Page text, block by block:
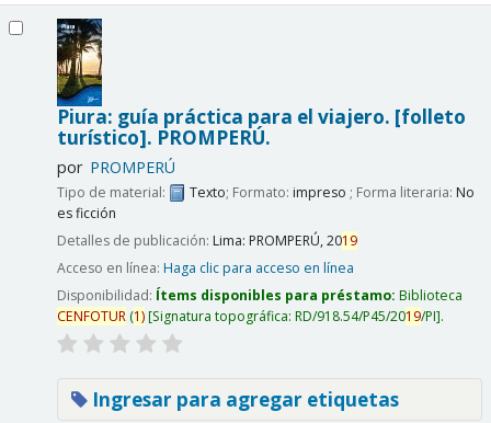
Piura: guía práctica para el viajero. [folleto
turístico]. PROMPERÚ.
por PROMPERÚ
Tipo de material: Texto; Formato: impreso ; Forma literaria: No
es ficción
Detalles de publicación: Lima: PROMPERÚ,2019
Acceso en línea: Haga clic para acceso en línea
Disponibilidad: Ítems disponibles para préstamo: Biblioteca
CENFOTUR(1) Signatura topográfica: RD/918.54/P45/2019/PI .
Ingresar para agregar etiquetas